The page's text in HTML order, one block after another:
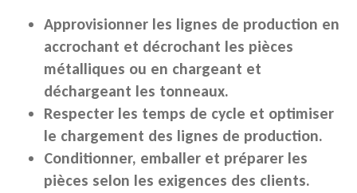
Approvisionner les lignes de production en
accrochant et décrochant les pièces
métalliques ou en chargeant et
déchargeant les tonneaux.
Respecter les temps de cycle et optimiser
le chargement des lignes de production.
Conditionner, emballer et préparer les
pièces selon les exigences des clients.